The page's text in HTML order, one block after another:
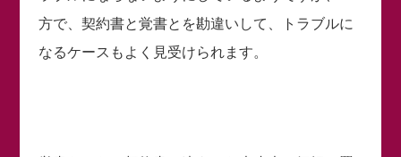
方で、契約書と覚書とを勘違いして、トラブルに
なるケースもよく見受けられます。